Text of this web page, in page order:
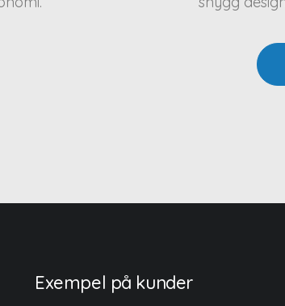
Exempel på kunder